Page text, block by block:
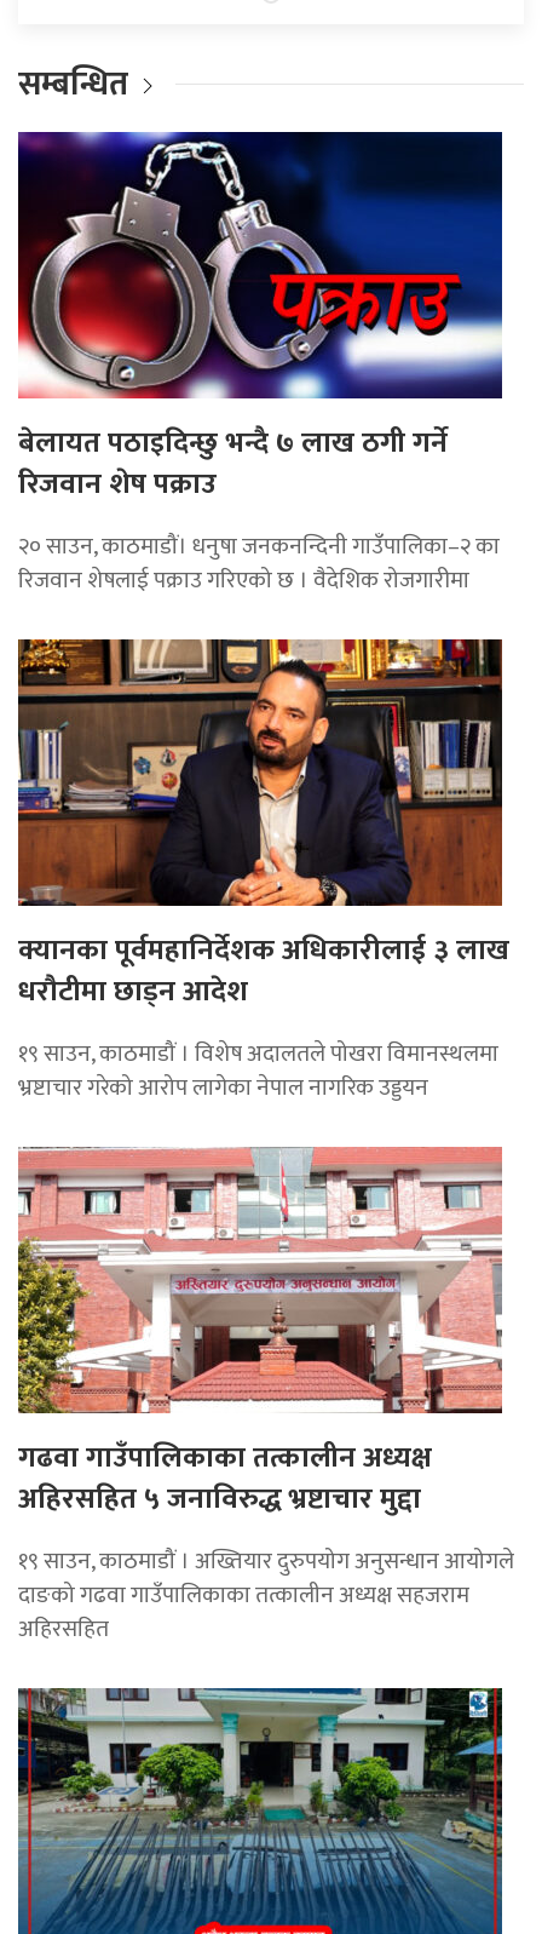
सम्बन्धित
बेलायत पठाइदिन्छु भन्दै ७ लाख ठगी गर्ने
रिजवान शेष पक्राउ
२० साउन, काठमाडौं। धनुषा जनकनन्दिनी गाउँपालिका–२ का
रिजवान शेषलाई पक्राउ गरिएको छ । वैदेशिक रोजगारीमा
क्यानका पूर्वमहानिर्देशक अधिकारीलाई ३ लाख
धरौटीमा छाड्न आदेश
१९ साउन, काठमाडौं । विशेष अदालतले पोखरा विमानस्थलमा
भ्रष्टाचार गरेको आरोप लागेका नेपाल नागरिक उड्डयन
गढवा गाउँपालिकाका तत्कालीन अध्यक्ष
अहिरसहित ५ जनाविरुद्ध भ्रष्टाचार मुद्दा
१९ साउन, काठमाडौं । अख्तियार दुरुपयोग अनुसन्धान आयोगले
दाङको गढवा गाउँपालिकाका तत्कालीन अध्यक्ष सहजराम
अहिरसहित